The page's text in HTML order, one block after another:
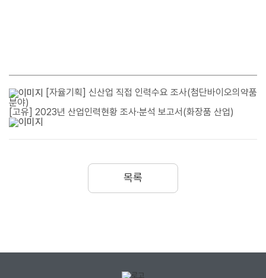
[자율기획] 신산업 직접 인력수요 조사(첨단바이오의약품
분야)
[고유] 2023년 산업인력현황 조사·분석 보고서(화장품 산업)
목록